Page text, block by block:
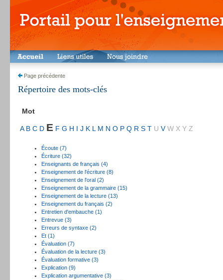
Page précédente
Répertoire des mots-clés
Mot
A B C D E F G H I J K L M N O P Q R S T U V W X Y Z
Écoute (7)
Écriture (32)
Enseignants de français (4)
Enseignement de l'écriture (8)
Enseignement de l'oral (2)
Enseignement de la grammaire (15)
Enseignement de la lecture (13)
Enseignement du français (2)
Entretien d'embauche (1)
Entrevue (3)
Erreurs de syntaxe (2)
Et (1)
Évaluation (7)
Évaluation de la lecture (3)
Évaluation formative (3)
Explication (9)
Explication argumentative (3)